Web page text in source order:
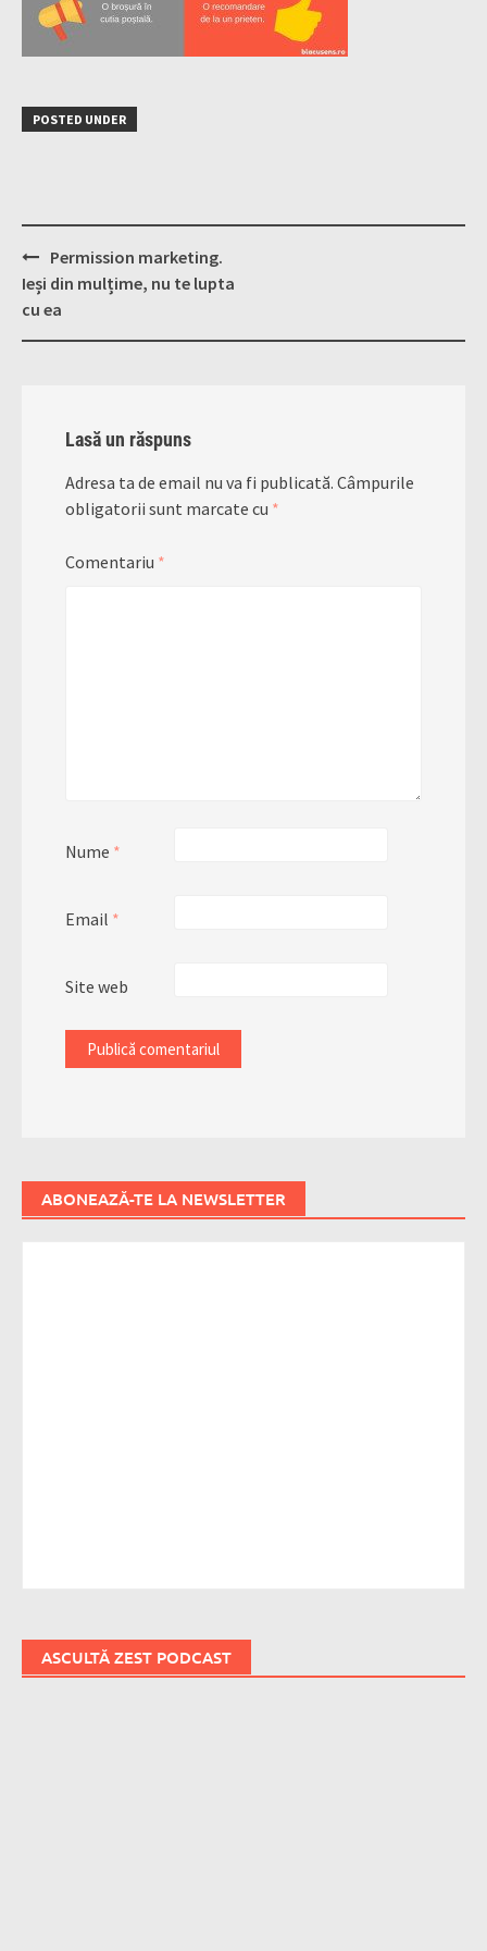
POSTED UNDER
Post
navigation
Permission marketing.
Ieși din mulțime, nu te lupta
cu ea
Lasă un răspuns
Adresa ta de email nu va fi publicată. Câmpurile
obligatorii sunt marcate cu *
Comentariu *
Nume *
Email *
Site web
ABONEAZĂ-TE LA NEWSLETTER
ASCULTĂ ZEST PODCAST